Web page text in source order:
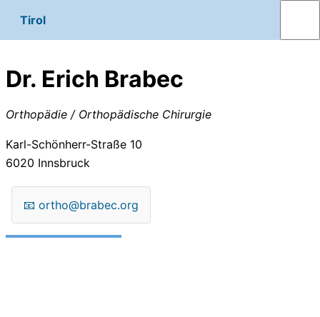
Tirol
Dr. Erich Brabec
Orthopädie / Orthopädische Chirurgie
Karl-Schönherr-Straße 10
6020 Innsbruck
📧 ortho@brabec.org